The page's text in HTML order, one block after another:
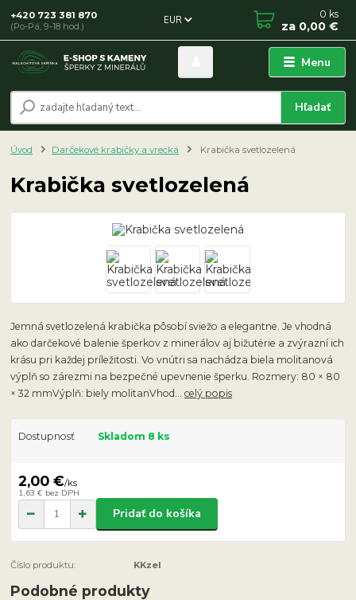
Menu
EUR
Hľadať
+420 723 381 870
(Po-Pá, 9-18 hod.)
0 ks
za 0,00 €
Úvod Darčekové krabičky a vrecká Krabička svetlozelená
Krabička svetlozelená
Jemná svetlozelená krabička pôsobí sviežo a elegantne. Je vhodná
ako darčekové balenie šperkov z minerálov aj bižutérie a zvýrazní ich
krásu pri každej príležitosti. Vo vnútri sa nachádza biela molitanová
výplň so zárezmi na bezpečné upevnenie šperku. Rozmery: 80 × 80
× 32 mmVýplň: biely molitanVhod...celý popis
Dostupnosť Skladom 8 ks
2,00 €/ks
1,63 € bez DPH
Pridať do košíka
Číslo produktu: KKzel
Podobné produkty